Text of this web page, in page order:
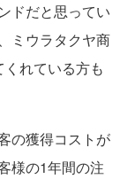
ドだと思ってい
ミウラタクヤ商
れている方も
の獲得コストが
様の1年間の注